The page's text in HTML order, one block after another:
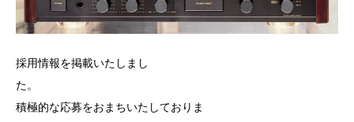
採用情報を掲載いたしまし
積極的な応募をおまちいたしておりま